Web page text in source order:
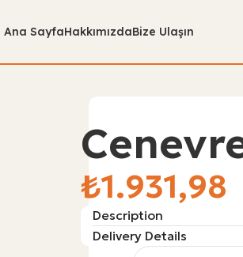
Ana SayfaHakkımızdaBize Ulaşın
₺
Description
Delivery Details